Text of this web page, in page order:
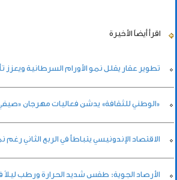
اقرأ أيضاً الأخيرة
تطوير عقار يقلل نمو الأورام السرطانية ويعزز
«الوطني للثقافة» يدشن فعاليات مهرجان «صيفي
الاقتصاد الإندونيسي يتباطأ في الربع الثاني
الأرصاد الجوية: طقس شديد الحرارة ورطب ليلاً